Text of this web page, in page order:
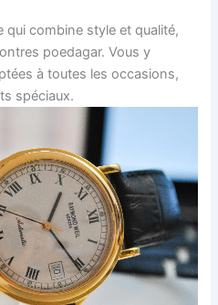
qui combine style et qualité,
poedagar. Vous y
à toutes les occasions,
spéciaux.